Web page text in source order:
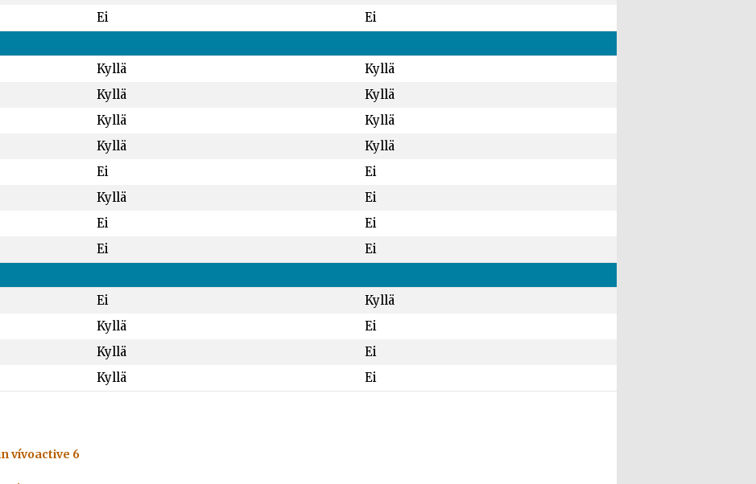
Ei Ei
Kyllä Kyllä
Kyllä Kyllä
Kyllä Kyllä
Kyllä Kyllä
Ei Ei
Kyllä Ei
Ei Ei
Ei Ei
Ei Kyllä
Kyllä Ei
Kyllä Ei
Kyllä Ei
vívoactive 6